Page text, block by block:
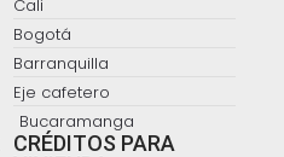
Cali
Bogotá
Barranquilla
Eje cafetero
Bucaramanga
CRÉDITOS PARA